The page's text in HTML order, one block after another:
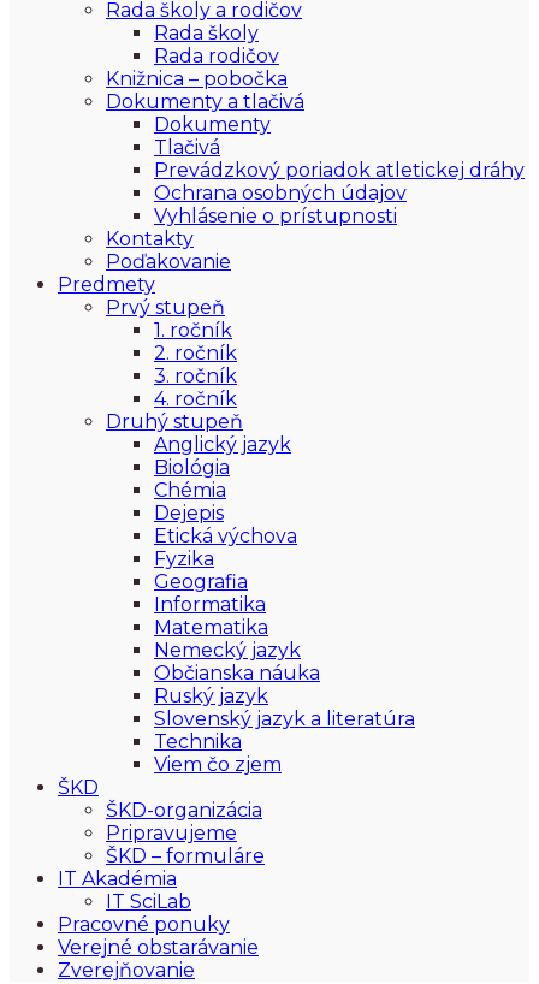
Rada školy a rodičov
Rada školy
Rada rodičov
Knižnica – pobočka
Dokumenty a tlačivá
Dokumenty
Tlačivá
Prevádzkový poriadok atletickej dráhy
Ochrana osobných údajov
Vyhlásenie o prístupnosti
Kontakty
Poďakovanie
Predmety
Prvý stupeň
1. ročník
2. ročník
3. ročník
4. ročník
Druhý stupeň
Anglický jazyk
Biológia
Chémia
Dejepis
Etická výchova
Fyzika
Geografia
Informatika
Matematika
Nemecký jazyk
Občianska náuka
Ruský jazyk
Slovenský jazyk a literatúra
Technika
Viem čo zjem
ŠKD
ŠKD-organizácia
Pripravujeme
ŠKD – formuláre
IT Akadémia
IT SciLab
Pracovné ponuky
Verejné obstarávanie
Zverejňovanie